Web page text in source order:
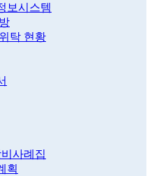
보시스템
탁 현황
사례집
획